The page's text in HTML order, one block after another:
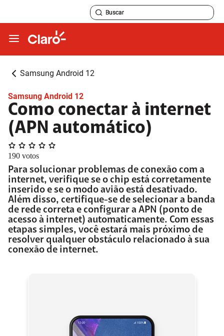
Samsung Android 12
Samsung Android 12
Como conectar à internet
(APN automático)
190 votos
Para solucionar problemas de conexão com a
internet, verifique se o chip está corretamente
inserido e se o modo avião está desativado.
Além disso, certifique-se de selecionar a banda
de rede correta e configurar a APN (ponto de
acesso à internet) automaticamente. Com essas
etapas simples, você estará mais próximo de
resolver qualquer obstáculo relacionado à sua
conexão de internet.